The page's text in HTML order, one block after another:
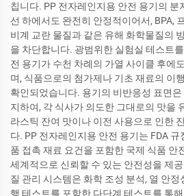
칩니다. PP 전자레인지용 안전 용기의
선 하에서도 완전히 안정적이어서, BPA,
비계 교란 물질과 같은 유해 화학물질의
을 차단합니다. 광범위한 실험실 테스트
전 용기가 수천 차례의 가열 사이클 후에
며, 식품으로의 첨가제나 기초 재료의 이
확인되었습니다. 용기의 비반응성 표면
지하여, 각 식사가 의도한 그대로의 맛을
라스틱 잔여 맛이나 이전 사용으로 인한
다. PP 전자레인지용 안전 용기는 FDA 규
품 접촉 재료 요건을 포함한 국제 식품 안
세계적으로 신뢰할 수 있는 안전성을 제
질 관리 시스템은 화학 조성 분석, 열 안정
행 테스트를 포함한 다단계 테스트를 통